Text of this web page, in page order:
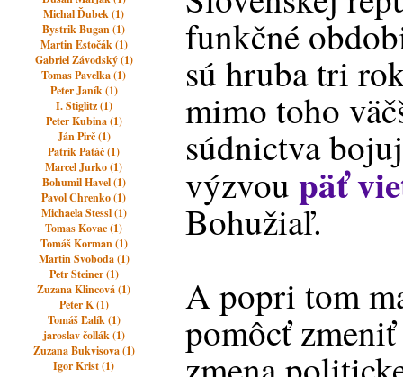
Michal Ďubek (1)
Bystrik Bugan (1)
Martin Estočák (1)
Gabriel Závodský (1)
Tomas Pavelka (1)
Peter Janík (1)
I. Stiglitz (1)
Peter Kubina (1)
Ján Pirč (1)
Patrik Patáč (1)
Marcel Jurko (1)
Bohumil Havel (1)
Pavol Chrenko (1)
Michaela Stessl (1)
Tomas Kovac (1)
Tomáš Korman (1)
Martin Svoboda (1)
Petr Steiner (1)
Zuzana Klincová (1)
Peter K (1)
Tomáš Ľalík (1)
jaroslav čollák (1)
Zuzana Bukvisova (1)
Igor Krist (1)
funkčné
sú hruba tri
mimo toho
súdnictva
výzvoupäť
Bohužiaľ.
A popri tom
pomôcť